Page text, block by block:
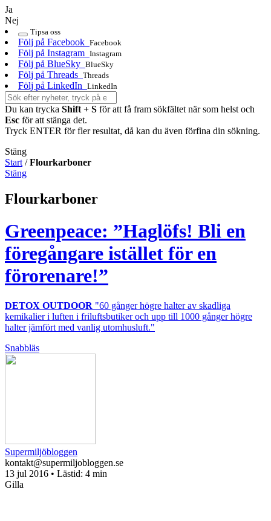
Ja
Nej
Tipsa oss
Följ på Facebook Facebook
Följ på Instagram Instagram
Följ på BlueSky BlueSky
Följ på Threads Threads
Följ på LinkedIn LinkedIn
Du kan trycka Shift + S för att få fram sökfältet när som helst och
Esc för att stänga det.
Tryck ENTER för fler resultat, då kan du även förfina din sökning.
Stäng
Start /Flourkarboner
Stäng
Flourkarboner
Greenpeace: ”Haglöfs! Bli en
föregångare istället för en
förorenare!”
DETOX OUTDOOR "60 gånger högre halter av skadliga
kemikalier i luften i friluftsbutiker och upp till 1000 gånger högre
halter jämfört med vanlig utomhusluft."
Snabbläs
Supermiljöbloggen
kontakt@supermiljobloggen.se
13 jul 2016 • Lästid: 4 min
Gilla